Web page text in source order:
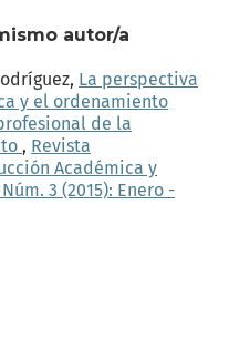
autor/a
La perspectiva
y el ordenamiento
de la
, Revista
Académica y
3 (2015): Enero -